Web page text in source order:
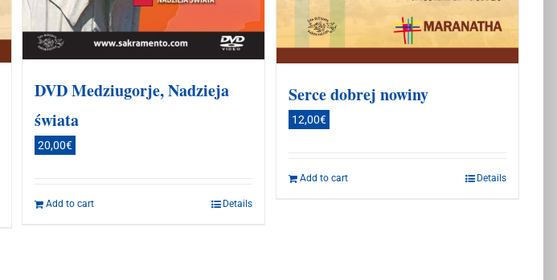
DVD Medziugorje, Nadzieja
świata
20,00€
Add to cart Details
Serce dobrej nowiny
12,00€
Add to cart Details